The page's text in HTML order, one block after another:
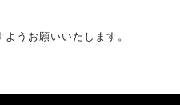
うお願いいたします。